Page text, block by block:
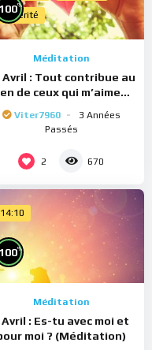
Sincérité
100%
Méditation
Avril : Tout contribue au
de ceux qui m’aiment
Viter7960
3 Années
Passés
2 670
14:10
100%
Méditation
Avril : Es-tu avec moi et
moi ? (Méditation)